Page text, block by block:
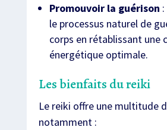
Promouvoir la guérison
le processus naturel de
corps en rétablissant une
énergétique optimale.
Les bienfaits du reiki
Le reiki offre une multitude
notamment :